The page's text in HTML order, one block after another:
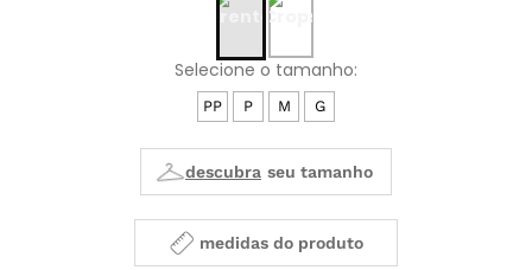
PP P M G
medidas do produto